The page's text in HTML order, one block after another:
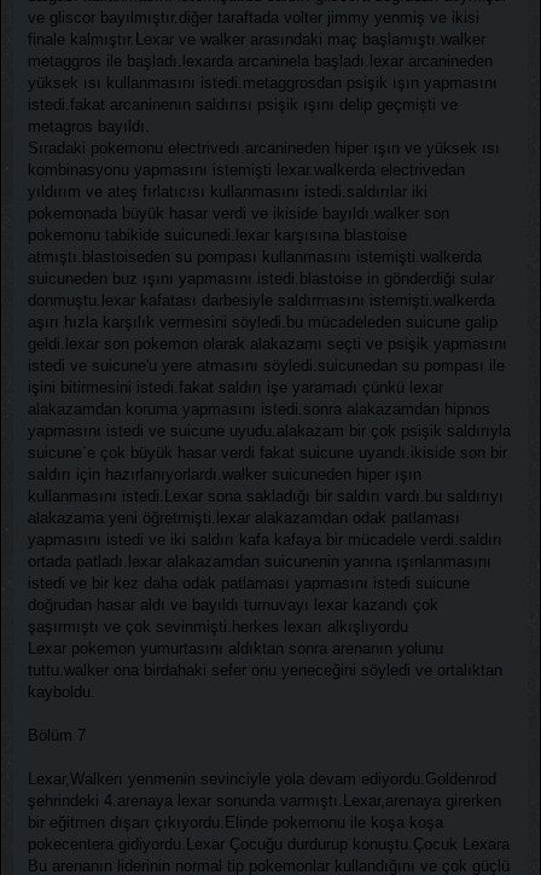
ve gliscor bayılmıştır.diğer taraftada volter jimmy yenmiş ve ikisi
finale kalmıştır.Lexar ve walker arasındaki maç başlamıştı.walker
metaggros ile başladı.lexarda arcaninela başladı.lexar arcanineden
yüksek ısı kullanmasını istedi.metaggrosdan psişik ışın yapmasını
istedi.fakat arcaninenın saldırısı psişik ışını delip geçmişti ve
metagros bayıldı.
Sıradaki pokemonu electrivedı.arcanineden hiper ışın ve yüksek ısı
kombinasyonu yapmasını istemişti lexar.walkerda electrivedan
yıldırım ve ateş fırlatıcısı kullanmasını istedi.saldırılar iki
pokemonada büyük hasar verdi ve ikiside bayıldı.walker son
pokemonu tabikide suicunedi.lexar karşısına blastoise
atmıştı.blastoiseden su pompası kullanmasını istemişti.walkerda
suicuneden buz ışını yapmasını istedi.blastoise in gönderdiği sular
donmuştu.lexar kafatası darbesiyle saldırmasını istemişti.walkerda
aşırı hızla karşılık vermesini söyledi.bu mücadeleden suicune galip
geldi.lexar son pokemon olarak alakazamı seçti ve psişik yapmasını
istedi ve suicune'u yere atmasını söyledi.suicunedan su pompası ile
işini bitirmesini istedi.fakat saldırı işe yaramadı çünkü lexar
alakazamdan koruma yapmasını istedi.sonra alakazamdan hipnos
yapmasını istedi ve suicune uyudu.alakazam bir çok psişik saldırıyla
suicune`e çok büyük hasar verdi fakat suicune uyandı.ikiside son bir
saldırı için hazırlanıyorlardı.walker suicuneden hiper ışın
kullanmasını istedi.Lexar sona sakladığı bir saldırı vardı.bu saldırıyı
alakazama yeni öğretmişti.lexar alakazamdan odak patlaması
yapmasını istedi ve iki saldırı kafa kafaya bir mücadele verdi.saldırı
ortada patladı.lexar alakazamdan suicunenin yanına ışınlanmasını
istedi ve bir kez daha odak patlaması yapmasını istedi suicune
doğrudan hasar aldı ve bayıldı turnuvayı lexar kazandı çok
şaşırmıştı ve çok sevinmişti.herkes lexarı alkışlıyordu
Lexar pokemon yumurtasını aldıktan sonra arenanın yolunu
tuttu.walker ona birdahaki sefer onu yeneceğini söyledi ve ortalıktan
kayboldu.
Bölüm 7
Lexar,Walkerı yenmenin sevinciyle yola devam ediyordu.Goldenrod
şehrindeki 4.arenaya lexar sonunda varmıştı.Lexar,arenaya girerken
bir eğitmen dışarı çıkıyordu.Elinde pokemonu ile koşa koşa
pokecentera gidiyordu.Lexar Çocuğu durdurup konuştu.Çocuk Lexara
Bu arenanın liderinin normal tip pokemonlar kullandığını ve çok güçlü